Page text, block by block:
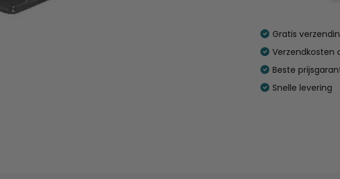
Gratis
Verzendkosten
Beste
Snelle levering